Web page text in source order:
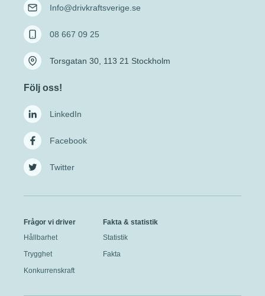
Info@drivkraftsverige.se
08 667 09 25
Torsgatan 30, 113 21 Stockholm
Följ oss!
LinkedIn
Facebook
Twitter
Frågor vi driver
Hållbarhet
Trygghet
Konkurrenskraft
Fakta & statistik
Statistik
Fakta